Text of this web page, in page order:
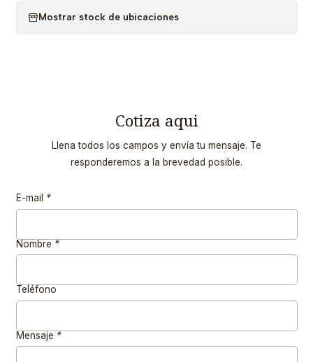
Mostrar stock de ubicaciones
Cotiza aqui
Llena todos los campos y envía tu mensaje. Te
responderemos a la brevedad posible.
E-mail *
Nombre *
Teléfono
Mensaje *